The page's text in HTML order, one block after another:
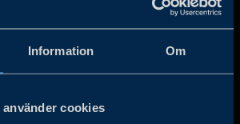
Information Om
cookies
på uppdrag av regeringen och
för att hjälpa svenska företag att
och internationella företag att